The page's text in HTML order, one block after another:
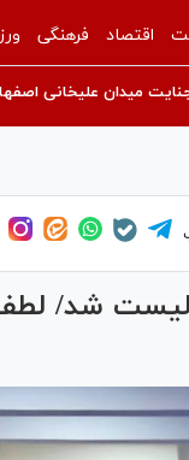
اقتصاد فرهنگی
میدان علیخانی
شد/